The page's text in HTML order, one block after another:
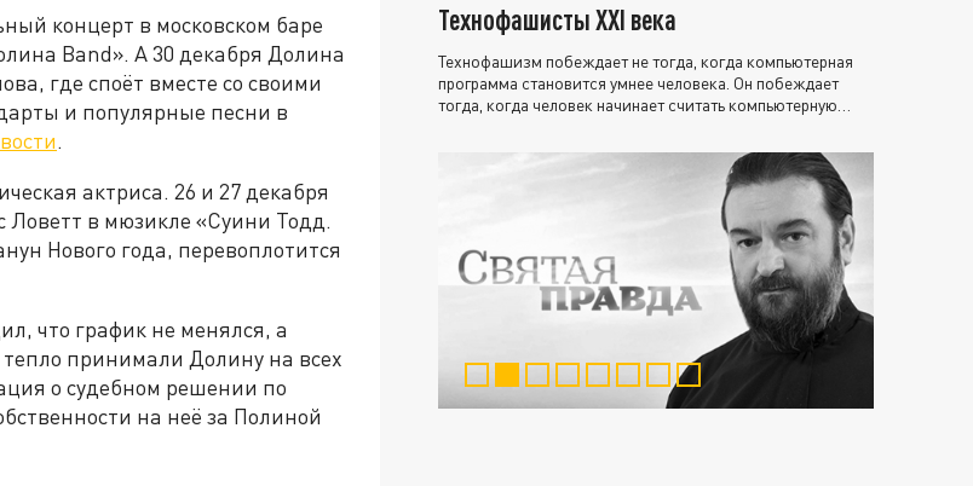
концерт в московском баре
Band». А 30 декабря Долина
где споёт вместе со своими
и популярные песни в
.
актриса. 26 и 27 декабря
Ловетт в мюзикле «Суини Тодд.
Нового года, перевоплотится
что график не менялся, а
принимали Долину на всех
о судебном решении по
на неё за Полиной
Технофашисты XXI века
Технофашизм побеждает не тогда, когда компьютерная
программа становится умнее человека. Он побеждает
тогда, когда человек начинает считать компьютерную